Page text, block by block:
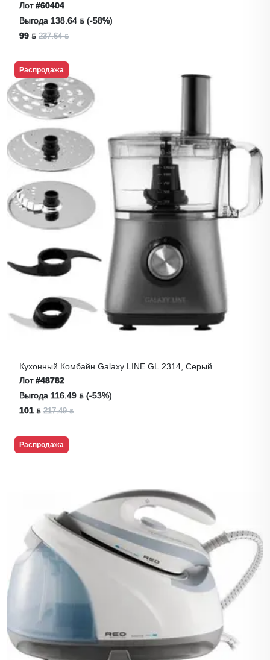
Лот#60404
Выгода 138.64 ƃ (-58%)
99 ƃ 237.64 ƃ
Распродажа
Кухонный Комбайн Galaxy LINE GL 2314, Серый
Лот#48782
Выгода 116.49 ƃ (-53%)
101 ƃ 217.49 ƃ
Распродажа